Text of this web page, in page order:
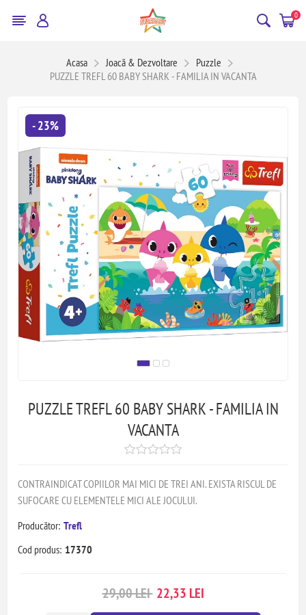
0
Acasa Joacă & Dezvoltare
Puzzle
PUZZLE TREFL 60 BABY SHARK - FAMILIA IN VACANTA
- 23%
PUZZLE TREFL 60 BABY SHARK - FAMILIA IN
VACANTA
CONTRAINDICAT COPIILOR MAI MICI DE TREI ANI. EXISTA RISCUL DE
SUFOCARE CU ELEMENTELE MICI ALE JOCULUI.
Producător: Trefl
Cod produs: 17370
29,00 LEI 22,33 LEI